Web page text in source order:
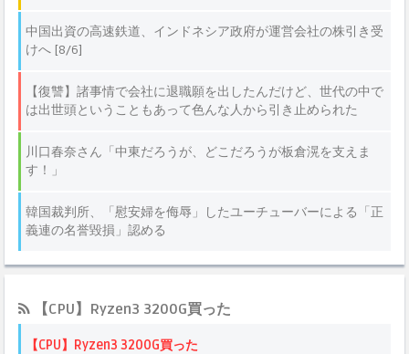
【CPU】Ryzen3 3200G買った
【CPU】Ryzen3 3200G買った